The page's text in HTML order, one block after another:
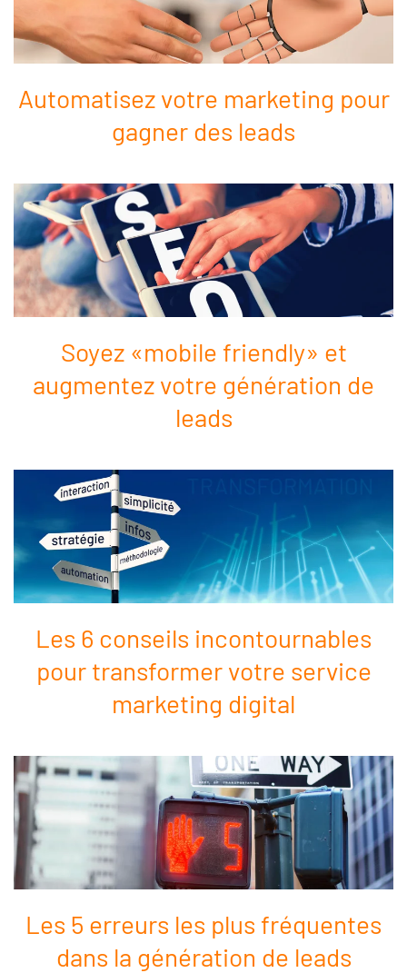
Automatisez votre marketing pour
gagner des leads
Soyez «mobile friendly» et
augmentez votre génération de
leads
Les 6 conseils incontournables
pour transformer votre service
marketing digital
Les 5 erreurs les plus fréquentes
dans la génération de leads